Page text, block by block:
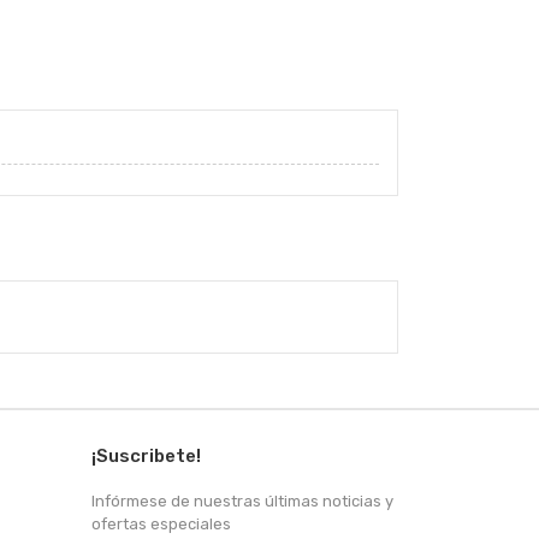
¡Suscribete!
Infórmese de nuestras últimas noticias y
ofertas especiales